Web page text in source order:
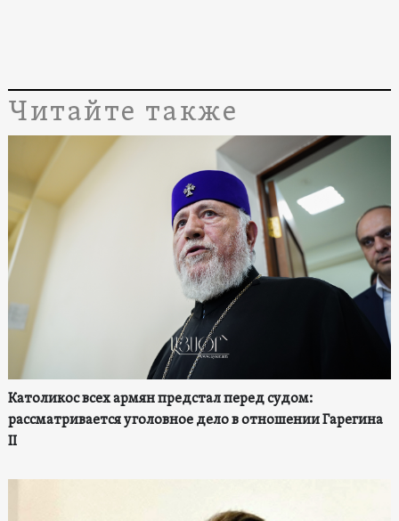
Читайте также
Католикос всех армян предстал перед судом:
рассматривается уголовное дело в отношении Гарегина
II